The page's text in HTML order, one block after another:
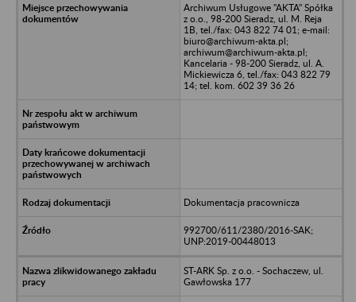
Archiwum Usługowe "AKTA" Spółka
z o.o., 98-200 Sieradz, ul. M. Reja
1B, tel./fax: 043 822 74 01; e-mail:
biuro@archiwum-akta.pl;
archiwum@archiwum-akta.pl;
Kancelaria - 98-200 Sieradz, ul. A.
Mickiewicza 6, tel./fax: 043 822 79
14; tel. kom. 602 39 36 26
Dokumentacja pracownicza
992700/611/2380/2016-SAK;
UNP:2019-00448013
ST-ARK Sp. z o.o. - Sochaczew, ul.
Gawłowska 177